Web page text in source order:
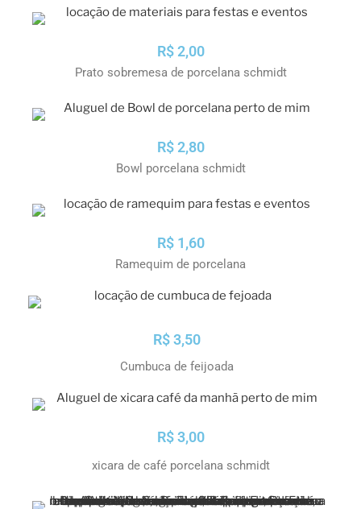
R$ 2,00
Prato sobremesa de porcelana schmidt
R$ 2,80
Bowl porcelana schmidt
R$ 1,60
Ramequim de porcelana
R$ 3,50
Cumbuca de feijoada
R$ 3,00
xicara de café porcelana schmidt